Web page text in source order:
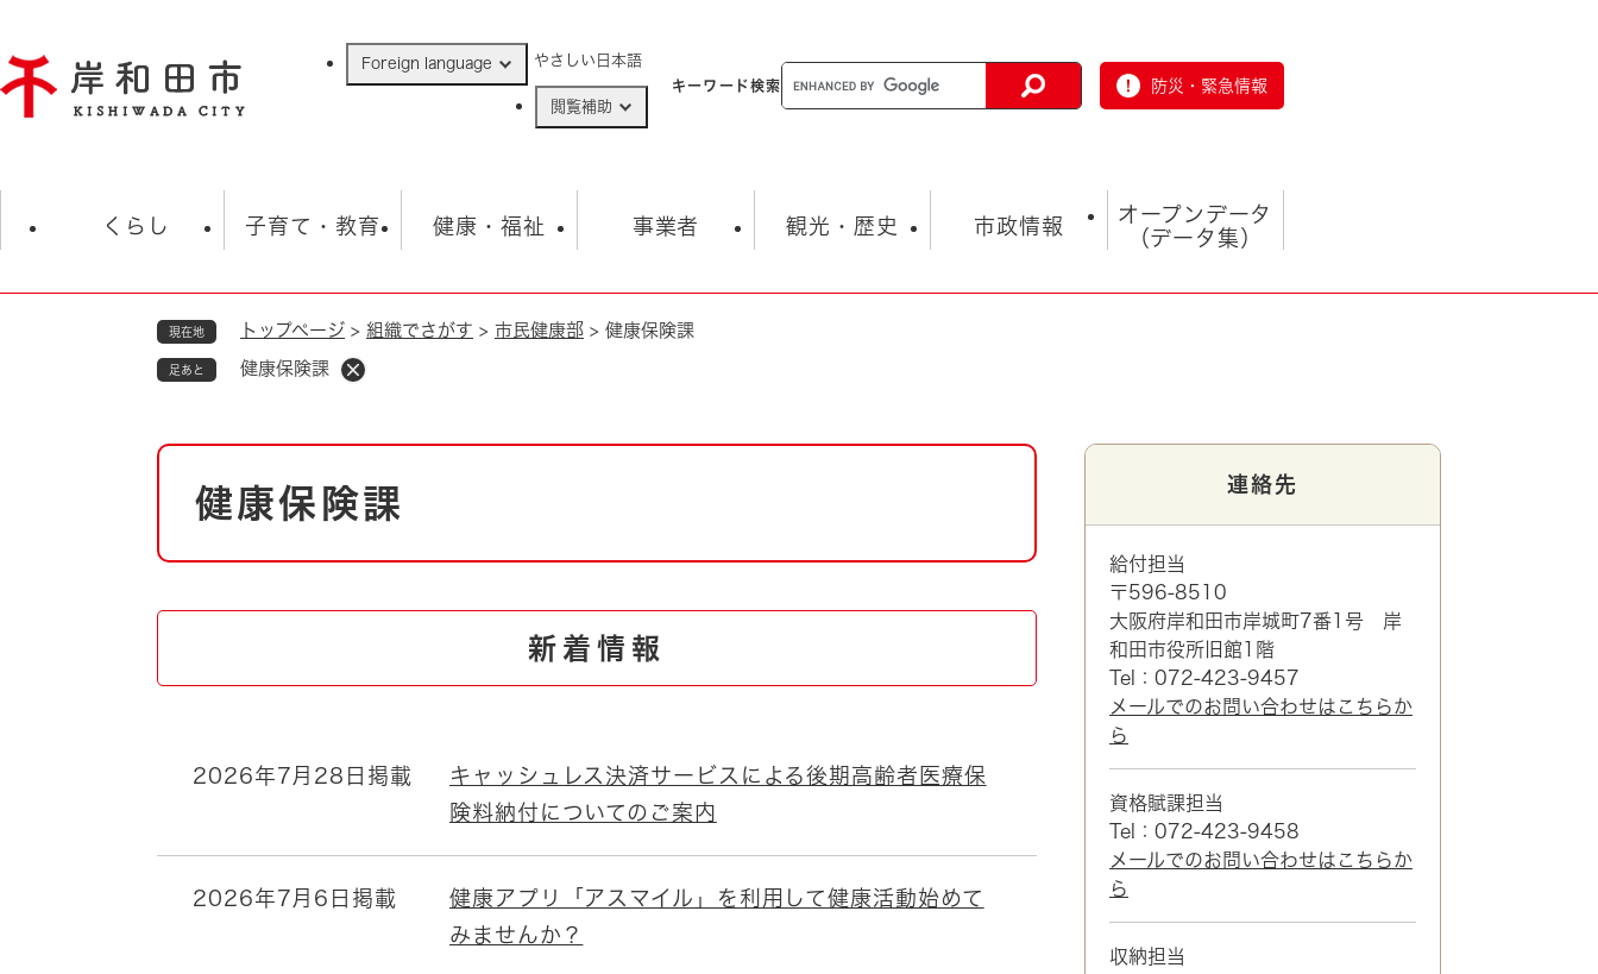
ジ
の
Foreign language やさしい日本語
閲覧補助
キーワード検索 防災・緊急情報
くらし
住民票・戸籍
ごみ・衛生・動物 救急・消防
防災・防犯 上水道・下水道
自然・環境・公園
地域コミュニティ・ボラン
ティア・協働
とじる
子育て・教育
学校 子育て
健康・福祉
福祉・健康・生活
事業者
入札・契約情報
環境 福祉・介護
観光・歴史
観光 観光スポット
市政情報
市の概要
市政 職員採用情報
オープンデータ
（データ集）
現在地 トップページ > 組織でさがす > 市民健康部 > 健康保険課
足あと 健康保険課
本
健康保険課
新着情報
2026年7月28日掲載
キャッシュレス決済サービスによる後期高齢者医療保
険料納付についてのご案内
2026年7月6日掲載
健康アプリ「アスマイル」を利用して健康活動始めて
みませんか？
連絡先
給付担当
〒596-8510
大阪府岸和田市岸城町7番1号 岸
和田市役所旧館1階
Tel：072-423-9457
メールでのお問い合わせはこちらか
ら
資格賦課担当
Tel：072-423-9458
メールでのお問い合わせはこちらか
ら
収納担当